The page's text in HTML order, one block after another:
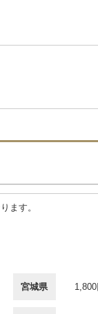
ます。
宮城県